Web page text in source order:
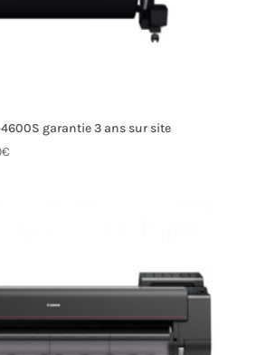
4600S garantie 3 ans sur site
€